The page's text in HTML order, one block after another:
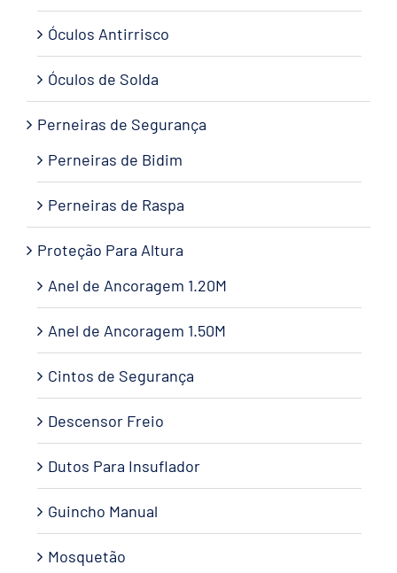
Óculos Antirrisco
Óculos de Solda
Perneiras de Segurança
Perneiras de Bidim
Perneiras de Raspa
Proteção Para Altura
Anel de Ancoragem 1.20M
Anel de Ancoragem 1.50M
Cintos de Segurança
Descensor Freio
Dutos Para Insuflador
Guincho Manual
Mosquetão